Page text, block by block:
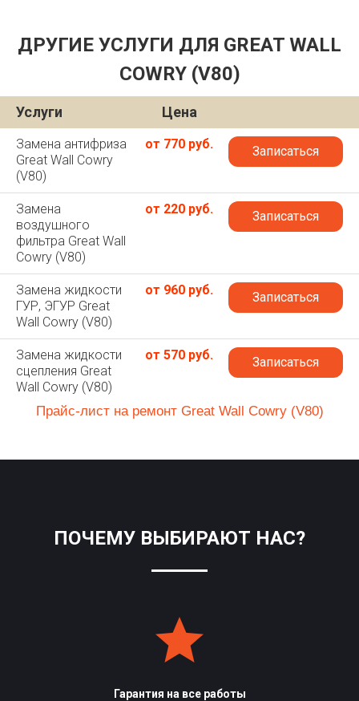
ДРУГИЕ УСЛУГИ ДЛЯ GREAT WALL
COWRY (V80)
Услуги Цена
Замена антифриза
Great Wall Cowry
(V80)
от 770 руб. Записаться
Замена
воздушного
фильтра Great Wall
Cowry (V80)
от 220 руб. Записаться
Замена жидкости
ГУР, ЭГУР Great
Wall Cowry (V80)
от 960 руб. Записаться
Замена жидкости
сцепления Great
Wall Cowry (V80)
от 570 руб. Записаться
Прайс-лист на ремонт Great Wall Cowry (V80)
ПОЧЕМУ ВЫБИРАЮТ НАС?
Гарантия на все работы